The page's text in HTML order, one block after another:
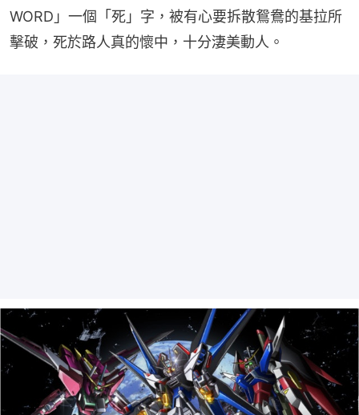
WORD」一個「死」字，被有心要拆散鴛鴦的基拉所
擊破，死於路人真的懷中，十分淒美動人。